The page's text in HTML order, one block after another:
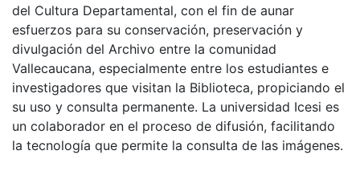
del Cultura Departamental, con el fin de aunar
esfuerzos para su conservación, preservación y
divulgación del Archivo entre la comunidad
Vallecaucana, especialmente entre los estudiantes e
investigadores que visitan la Biblioteca, propiciando el
su uso y consulta permanente. La universidad Icesi es
un colaborador en el proceso de difusión, facilitando
la tecnología que permite la consulta de las imágenes.